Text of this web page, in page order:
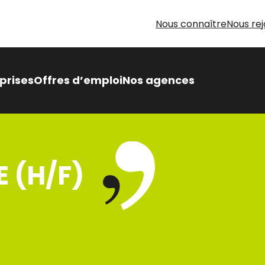
Nous connaîtreNous
Intérimaire Métier Intérim
pour vous
d’aide pour votre
d’emploi
Offres d’emploiNos agences
(H/F)